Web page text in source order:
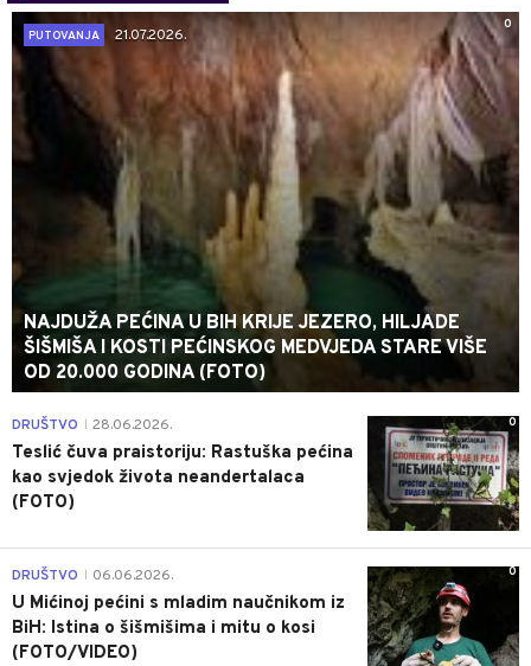
0
PUTOVANJA
21.07.2026.
NAJDUŽA PEĆINA U BIH KRIJE JEZERO, HILJADE
ŠIŠMIŠA I KOSTI PEĆINSKOG MEDVJEDA STARE VIŠE
OD 20.000 GODINA (FOTO)
0
DRUŠTVO 28.06.2026.
Teslić čuva praistoriju: Rastuška pećina
kao svjedok života neandertalaca
(FOTO)
0
DRUŠTVO 06.06.2026.
U Mićinoj pećini s mladim naučnikom iz
BiH: Istina o šišmišima i mitu o kosi
(FOTO/VIDEO)